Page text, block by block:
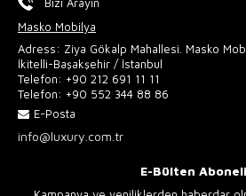
Masko Mobilya
Adress: Ziya Gökalp Mahallesi. Masko
İkitelli-Başakşehir / İstanbul
Telefon: +90 212 691 11 11
Telefon: +90 552 344 88 86
E-Posta
info@luxury.com.tr
E-Bülten